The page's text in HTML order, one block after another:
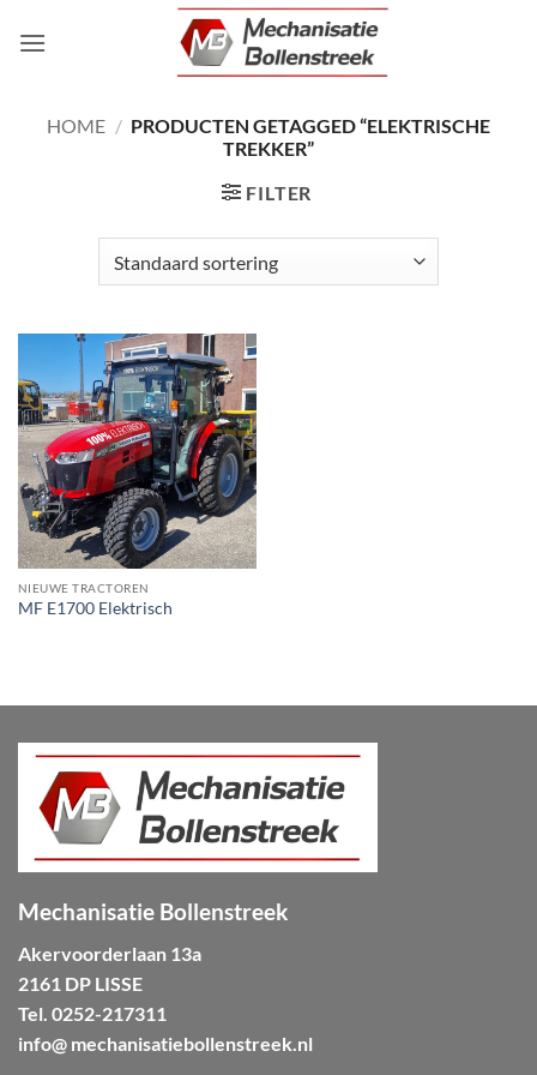
naar
HOME / PRODUCTEN GETAGGED “ELEKTRISCHE
TREKKER”
FILTER
NIEUWE TRACTOREN
MF E1700 Elektrisch
Mechanisatie Bollenstreek
Akervoorderlaan 13a
2161 DP LISSE
Tel. 0252-217311
info@ mechanisatiebollenstreek.nl